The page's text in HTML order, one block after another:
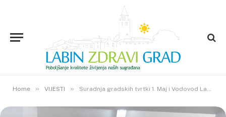
Home » VIJESTI » Suradnja gradskih tvrtki 1. Maj i Vodovod Labin sa Radno-zaštitnom jedinicom za zapošljavanje osoba s invaliditetom